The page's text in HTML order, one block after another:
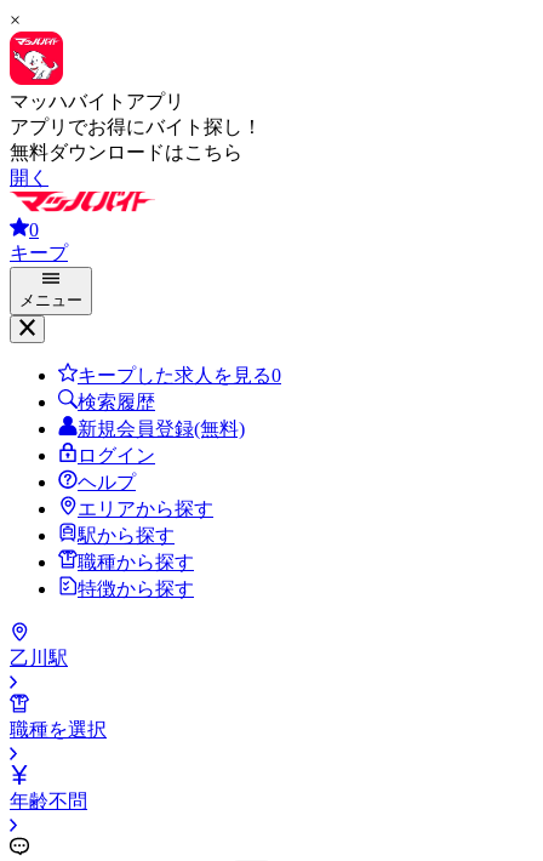
×
マッハバイトアプリ
アプリでお得にバイト探し！
無料ダウンロードはこちら
開く
0
キープ
メニュー
キープした求人を見る0
検索履歴
新規会員登録(無料)
ログイン
ヘルプ
エリアから探す
駅から探す
職種から探す
特徴から探す
乙川駅
職種を選択
年齢不問